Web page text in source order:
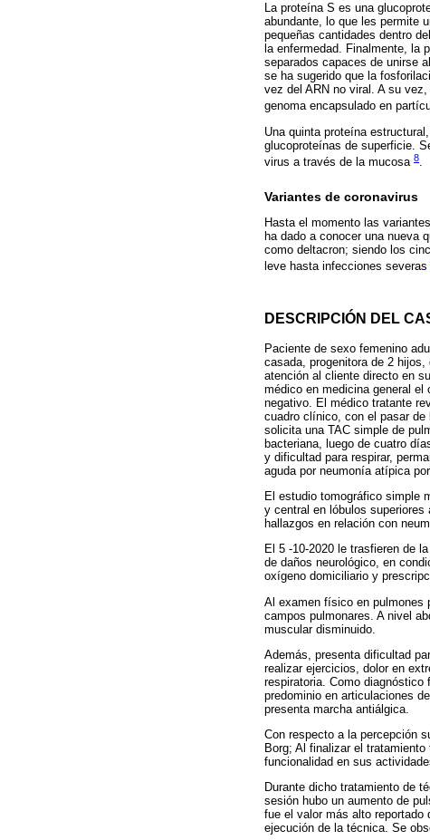
La proteína S es una
abundante, lo que les permite
pequeñas cantidades dentro
la enfermedad. Finalmente, la
separados capaces de unirse
se ha sugerido que la
vez del ARN no viral. A su
genoma encapsulado en
Una quinta proteína
glucoproteínas de superficie.
virus a través de la mucosa 8.
Variantes de coronavirus
Hasta el momento las
ha dado a conocer una nueva
como deltacron; siendo los
leve hasta infecciones severas
DESCRIPCIÓN DEL
Paciente de sexo femenino
casada, progenitora de 2
atención al cliente directo en
médico en medicina general el
negativo. El médico tratante
cuadro clínico, con el pasar
solicita una TAC simple de
bacteriana, luego de cuatro
y dificultad para respirar,
aguda por neumonía atípica
El estudio tomográfico simple
y central en lóbulos superiores
hallazgos en relación con
El 5 -10-2020 le trasfieren de
de daños neurológico, en
oxígeno domiciliario y
Al examen físico en pulmones
campos pulmonares. A nivel
muscular disminuido.
Además, presenta dificultad
realizar ejercicios, dolor en
respiratoria. Como
predominio en articulaciones
presenta marcha antiálgica.
Con respecto a la percepción
Borg; Al finalizar el
funcionalidad en sus
Durante dicho tratamiento de
sesión hubo un aumento de
fue el valor más alto reportado
ejecución de la técnica. Se